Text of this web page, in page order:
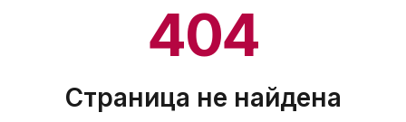
404
Страница не найдена